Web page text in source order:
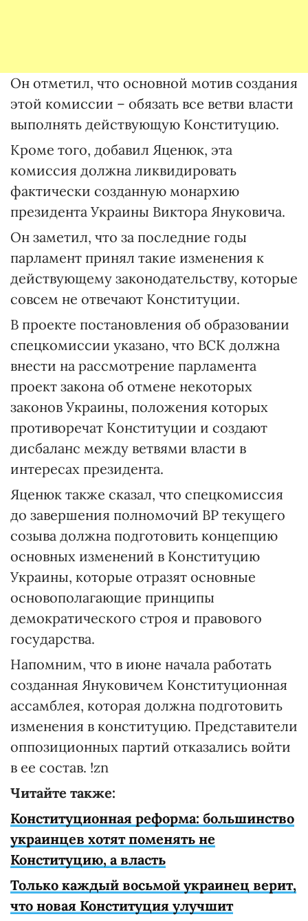
Он отметил, что основной мотив создания
этой комиссии – обязать все ветви власти
выполнять действующую Конституцию.
Кроме того, добавил Яценюк, эта
комиссия должна ликвидировать
фактически созданную монархию
президента Украины Виктора Януковича.
Он заметил, что за последние годы
парламент принял такие изменения к
действующему законодательству, которые
совсем не отвечают Конституции.
В проекте постановления об образовании
спецкомиссии указано, что ВСК должна
внести на рассмотрение парламента
проект закона об отмене некоторых
законов Украины, положения которых
противоречат Конституции и создают
дисбаланс между ветвями власти в
интересах президента.
Яценюк также сказал, что спецкомиссия
до завершения полномочий ВР текущего
созыва должна подготовить концепцию
основных изменений в Конституцию
Украины, которые отразят основные
основополагающие принципы
демократического строя и правового
государства.
Напомним, что в июне начала работать
созданная Януковичем Конституционная
ассамблея, которая должна подготовить
изменения в конституцию. Представители
оппозиционных партий отказались войти
в ее состав. !zn
Читайте также:
Конституционная реформа: большинство
украинцев хотят поменять не
Конституцию, а власть
Только каждый восьмой украинец верит,
что новая Конституция улучшит